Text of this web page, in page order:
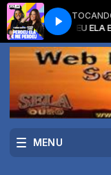
- PERDEU ELA E
MENU